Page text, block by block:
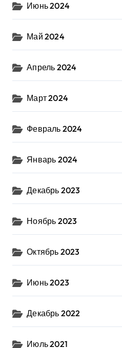
Июнь 2024
Май 2024
Апрель 2024
Март 2024
Февраль 2024
Январь 2024
Декабрь 2023
Ноябрь 2023
Октябрь 2023
Июнь 2023
Декабрь 2022
Июль 2021